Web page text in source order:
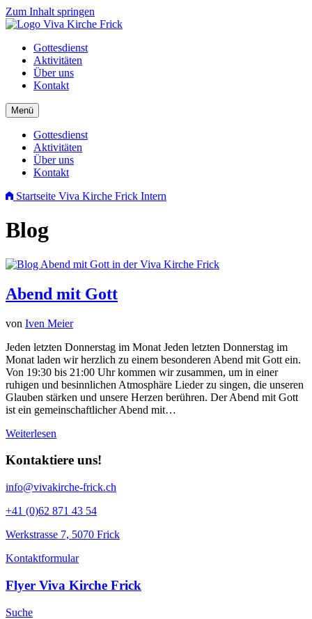
Zum Inhalt springen
Gottesdienst
Aktivitäten
Über uns
Kontakt
Menü
Gottesdienst
Aktivitäten
Über uns
Kontakt
Startseite Viva Kirche Frick Intern
Blog
Abend mit Gott
von Iven Meier
Jeden letzten Donnerstag im Monat Jeden letzten Donnerstag im
Monat laden wir herzlich zu einem besonderen Abend mit Gott ein.
Von 19:30 bis 21:00 Uhr kommen wir zusammen, um in einer
ruhigen und besinnlichen Atmosphäre Lieder zu singen, die unseren
Glauben stärken und unsere Herzen berühren. Der Abend mit Gott
ist ein gemeinschaftlicher Abend mit…
Weiterlesen
Kontaktiere uns!
info@vivakirche-frick.ch
+41 (0)62 871 43 54
Werkstrasse 7, 5070 Frick
Kontaktformular
Flyer Viva Kirche Frick
Suche